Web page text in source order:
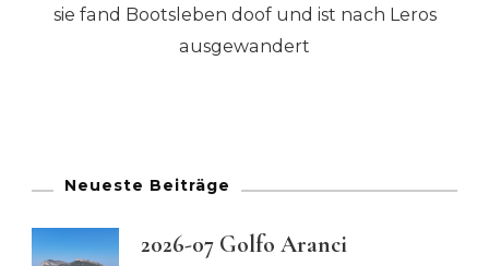
sie fand Bootsleben doof und ist nach Leros
ausgewandert
Neueste Beiträge
2026-07 Golfo Aranci